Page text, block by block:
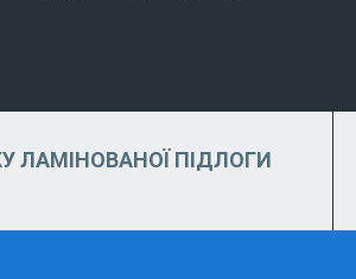
ЛАМІНОВАНОЇ ПІДЛОГИ